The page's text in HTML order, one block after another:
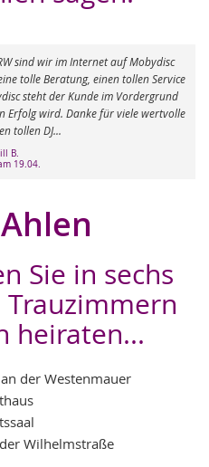
und DJane von Mobydisc war
um unsere Gäste und uns
Hochzeitsgesellschaft. Im
jede Ansage auf den Punkt. Wir sind
- danke!
B.
am 05.09.
Sie in sechs
heiraten...
der Westenmauer
Wilhelmstraße